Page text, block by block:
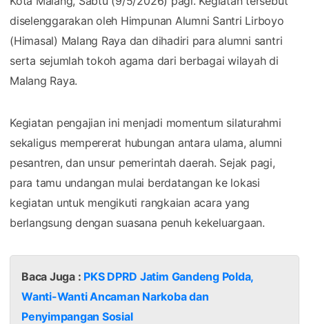
diselenggarakan oleh Himpunan Alumni Santri Lirboyo
(Himasal) Malang Raya dan dihadiri para alumni santri
serta sejumlah tokoh agama dari berbagai wilayah di
Malang Raya.
Kegiatan pengajian ini menjadi momentum silaturahmi
sekaligus mempererat hubungan antara ulama, alumni
pesantren, dan unsur pemerintah daerah. Sejak pagi,
para tamu undangan mulai berdatangan ke lokasi
kegiatan untuk mengikuti rangkaian acara yang
berlangsung dengan suasana penuh kekeluargaan.
Baca Juga : PKS DPRD Jatim Gandeng Polda,
Wanti-Wanti Ancaman Narkoba dan
Penyimpangan Sosial